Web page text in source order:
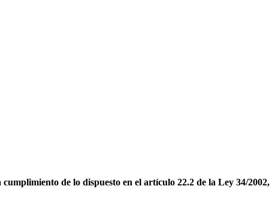
de lo dispuesto en el artículo 22.2 de la Ley 34/2002,